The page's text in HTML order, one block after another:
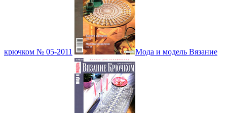
крючком № 05-2011 Мода и модель Вязание